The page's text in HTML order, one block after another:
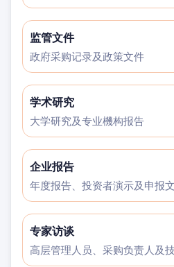
监管文件
政府采购记录及政策文件
学术研究
大学研究及专业機构报告
企业报告
年度报告、投资者演示及申报
专家访谈
高层管理人员、采购负责人及